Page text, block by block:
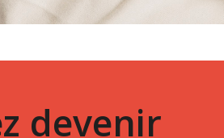
devenir